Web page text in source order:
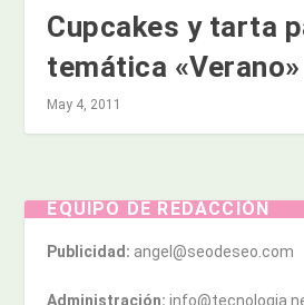
Cupcakes y tarta
temática «Verano»
May 4, 2011
EQUIPO DE REDACCIÓN
Publicidad: angel@seodeseo.com
Administración: